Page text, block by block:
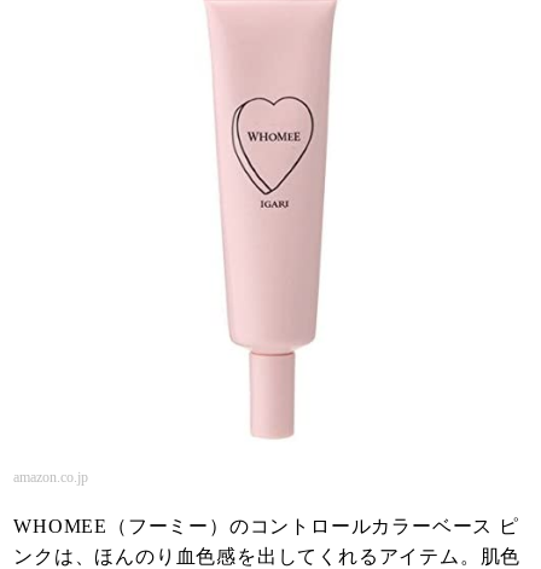
amazon.co.jp
WHOMEE（フーミー）のコントロールカラーベース ピ
ンクは、ほんのり血色感を出してくれるアイテム。肌色